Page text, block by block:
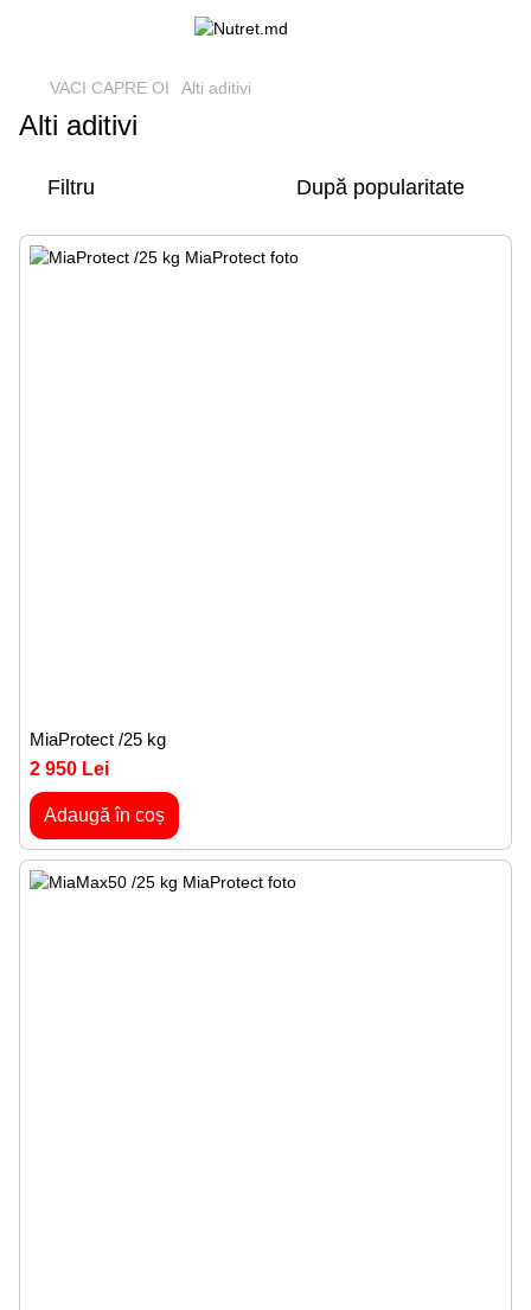
VACI CAPRE OI Alti aditivi
Alti aditivi
Filtru După popularitate
MiaProtect /25 kg
2 950 Lei
Adaugă în coș